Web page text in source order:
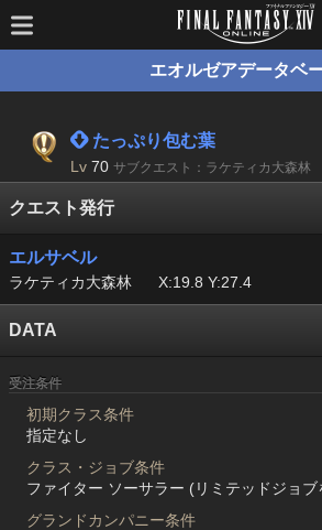
エオルゼアデータベ
 たっぷり包む葉
Lv 70 サブクエスト：ラケティカ大森林
クエスト発行
エルサベル
ラケティカ大森林 X:19.8 Y:27.4
DATA
受注条件
初期クラス条件
指定なし
クラス・ジョブ条件
ファイター ソーサラー (リミテッドジョブ
グランドカンパニー条件